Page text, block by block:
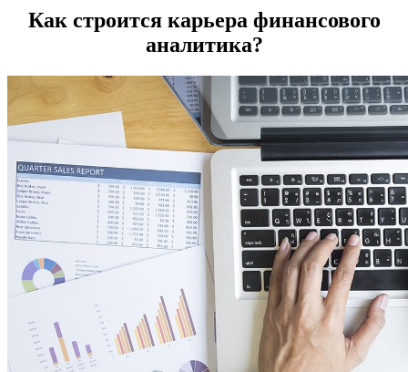
Как строится карьера финансового
аналитика?